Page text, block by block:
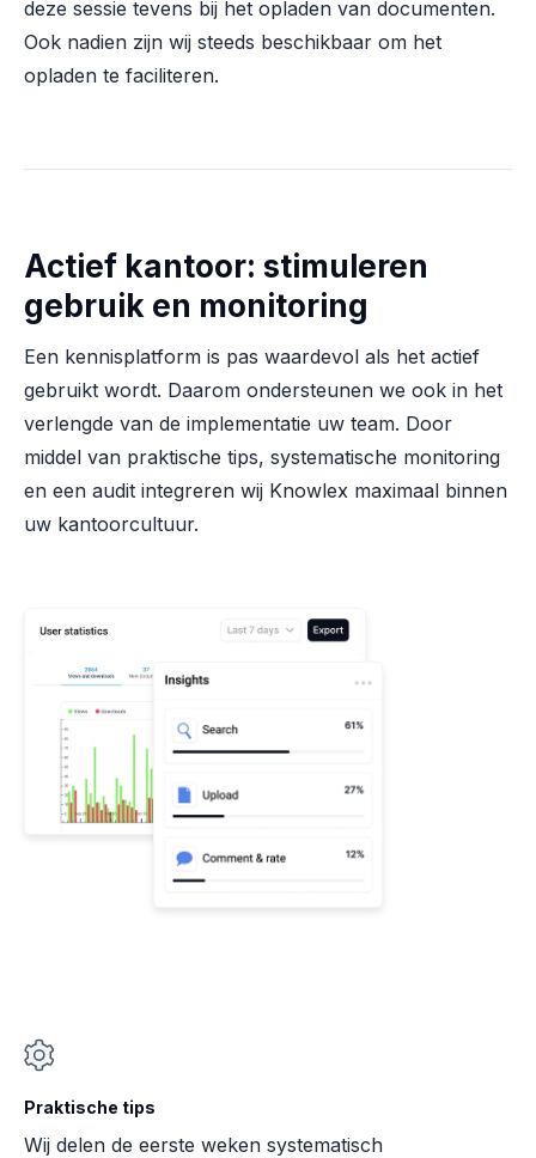
deze sessie tevens bij het opladen van documenten.
Ook nadien zijn wij steeds beschikbaar om het
opladen te faciliteren.
Actief kantoor: stimuleren
gebruik en monitoring
Een kennisplatform is pas waardevol als het actief
gebruikt wordt. Daarom ondersteunen we ook in het
verlengde van de implementatie uw team. Door
middel van praktische tips, systematische monitoring
en een audit integreren wij Knowlex maximaal binnen
uw kantoorcultuur.
Praktische tips
Wij delen de eerste weken systematisch